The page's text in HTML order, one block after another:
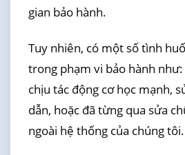
gian bảo hành.
Tuy nhiên, có một số tình
trong phạm vi bảo hành
chịu tác động cơ học mạnh,
dẫn, hoặc đã từng qua sửa
ngoài hệ thống của chúng tôi.